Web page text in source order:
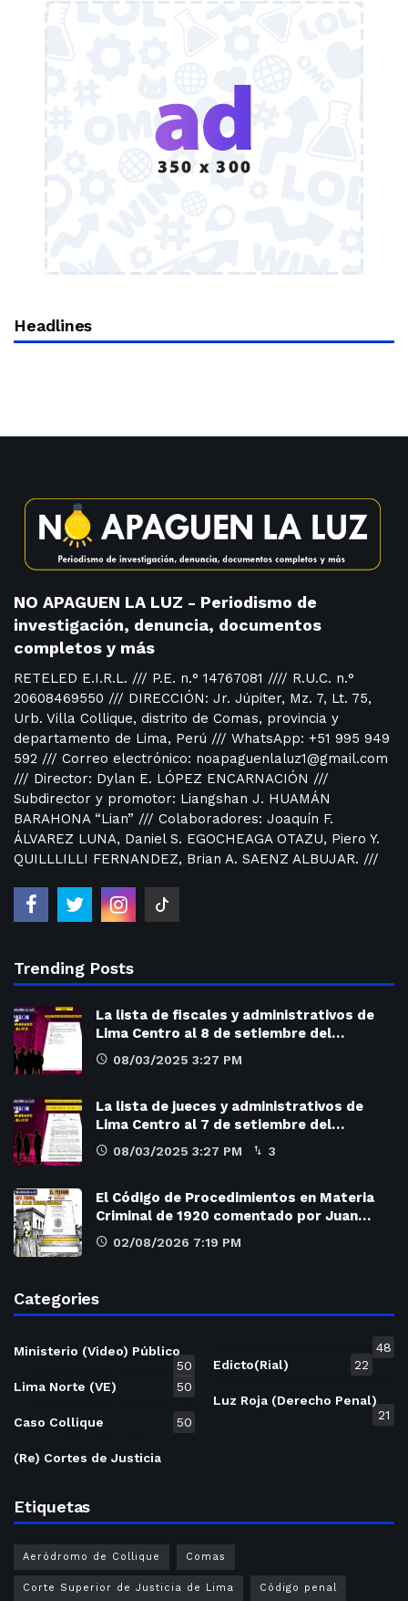
Headlines
NO APAGUEN LA LUZ - Periodismo de
investigación, denuncia, documentos
completos y más
RETELED E.I.R.L. /// P.E. n.° 14767081 //// R.U.C. n.°
20608469550 /// DIRECCIÓN: Jr. Júpiter, Mz. 7, Lt. 75,
Urb. Villa Collique, distrito de Comas, provincia y
departamento de Lima, Perú /// WhatsApp: +51 995 949
592 /// Correo electrónico: noapaguenlaluz1@gmail.com
/// Director: Dylan E. LÓPEZ ENCARNACIÓN ///
Subdirector y promotor: Liangshan J. HUAMÁN
BARAHONA “Lian” /// Colaboradores: Joaquín F.
ÁLVAREZ LUNA, Daniel S. EGOCHEAGA OTAZU, Piero Y.
QUILLLILLI FERNANDEZ, Brian A. SAENZ ALBUJAR. ///
Trending Posts
La lista de fiscales y administrativos de
Lima Centro al 8 de setiembre del…
08/03/2025 3:27 PM
La lista de jueces y administrativos de
Lima Centro al 7 de setiembre del…
08/03/2025 3:27 PM 3
El Código de Procedimientos en Materia
Criminal de 1920 comentado por Juan…
02/08/2026 7:19 PM
Categories
Ministerio (Video) Público
50
Lima Norte (VE)
50
Caso Collique 50
(Re) Cortes de Justicia
48
Edicto(Rial)
22
Luz Roja (Derecho Penal)
21
Etiquetas
Aeródromo de Collique Comas
Corte Superior de Justicia de Lima Código penal